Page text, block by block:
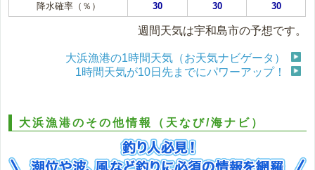
降水確率（％）
30 30 30
週間天気は宇和島市の予想です。
大浜漁港の1時間天気（お天気ナビゲータ）
1時間天気が10日先までにパワーアップ！
大浜漁港のその他情報（天なび/海ナビ）